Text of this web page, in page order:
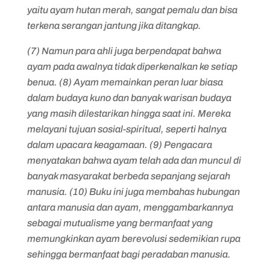
yaitu ayam hutan merah, sangat pemalu dan bisa
terkena serangan jantung jika ditangkap.
(7) Namun para ahli juga berpendapat bahwa
ayam pada awalnya tidak diperkenalkan ke setiap
benua. (8) Ayam memainkan peran luar biasa
dalam budaya kuno dan banyak warisan budaya
yang masih dilestarikan hingga saat ini. Mereka
melayani tujuan sosial-spiritual, seperti halnya
dalam upacara keagamaan. (9) Pengacara
menyatakan bahwa ayam telah ada dan muncul di
banyak masyarakat berbeda sepanjang sejarah
manusia. (10) Buku ini juga membahas hubungan
antara manusia dan ayam, menggambarkannya
sebagai mutualisme yang bermanfaat yang
memungkinkan ayam berevolusi sedemikian rupa
sehingga bermanfaat bagi peradaban manusia.